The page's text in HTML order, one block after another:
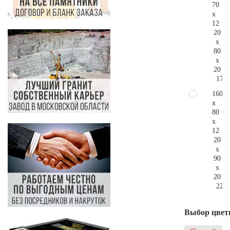
70
x
12
20
x
80
x
20
160
x
80
x
12
20
x
90
x
20
Выбор